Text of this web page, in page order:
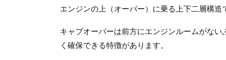
エンジンの上（オーバー）に乗る上下二層構造
キャブオーバーは前方にエンジンルームがな
く確保できる特徴があります。